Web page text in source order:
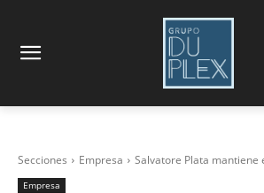
Secciones Empresa Salvatore Plata mantiene
Empresa